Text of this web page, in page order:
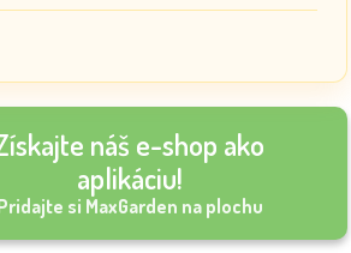
náš e-shop ako
aplikáciu!
si MaxGarden na plochu